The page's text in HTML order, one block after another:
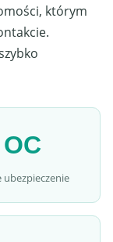
którym
OC
ubezpieczenie